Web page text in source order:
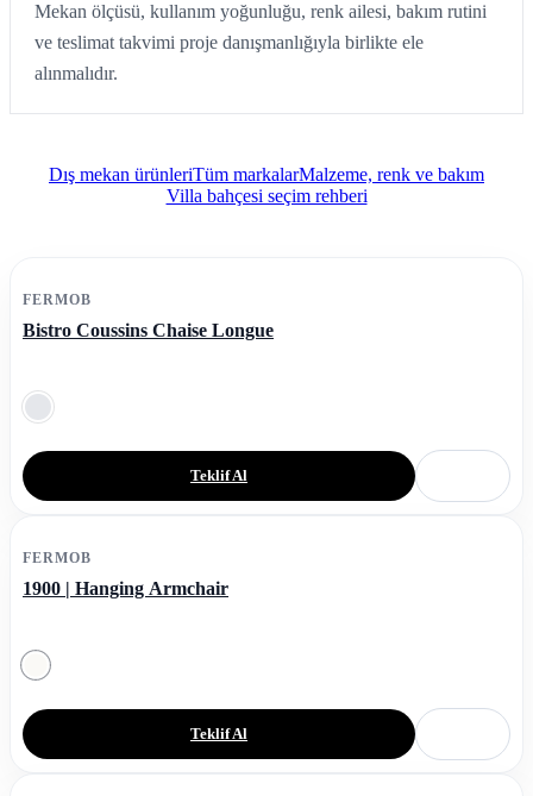
Mekan ölçüsü, kullanım yoğunluğu, renk ailesi, bakım rutini
ve teslimat takvimi proje danışmanlığıyla birlikte ele
alınmalıdır.
Dış mekan ürünleriTüm markalarMalzeme, renk ve bakım
Villa bahçesi seçim rehberi
FERMOB
Bistro Coussins Chaise Longue
Teklif Al
FERMOB
1900 | Hanging Armchair
Teklif Al